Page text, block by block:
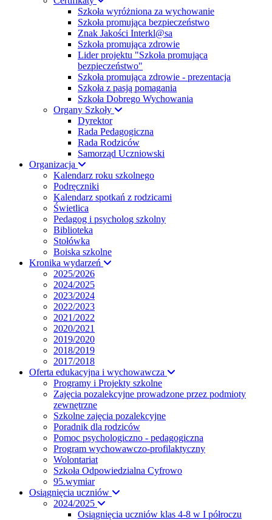
Szkoła wyróżniona za wychowanie
Szkoła promująca bezpieczeństwo
Znak Jakości Interkl@sa
Szkoła promująca zdrowie
Lider projektu "Szkoła promująca
bezpieczeństwo"
Szkoła promująca zdrowie - prezentacja
Szkoła z pasją pomagania
Szkoła Dobrego Wychowania
Organy Szkoły
Dyrektor
Rada Pedagogiczna
Rada Rodziców
Samorząd Uczniowski
Organizacja
Kalendarz roku szkolnego
Podręczniki
Kalendarz spotkań z rodzicami
Świetlica
Pedagog i psycholog szkolny
Biblioteka
Stołówka
Boiska szkolne
Kronika wydarzeń
2025/2026
2024/2025
2023/2024
2022/2023
2021/2022
2020/2021
2019/2020
2018/2019
2017/2018
Oferta edukacyjna i wychowawcza
Programy i Projekty szkolne
Zajęcia pozalekcyjne prowadzone przez podmioty
zewnętrzne
Szkolne zajęcia pozalekcyjne
Poradnik dla rodziców
Pomoc psychologiczno - pedagogiczna
Program wychowawczo-profilaktyczny
Wolontariat
Szkoła Odpowiedzialna Cyfrowo
95.wymiar
Osiągnięcia uczniów
2024/2025
Osiągnięcia uczniów klas 4-8 w I półroczu